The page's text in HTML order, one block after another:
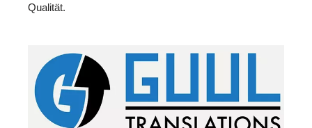
Qualität.